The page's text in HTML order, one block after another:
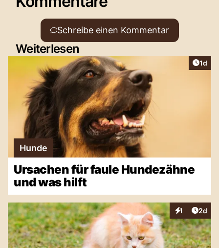
Schreibe einen Kommentar
Weiterlesen
1d
Hunde
Ursachen für faule Hundezähne
und was hilft
1
Interaktionen
2d